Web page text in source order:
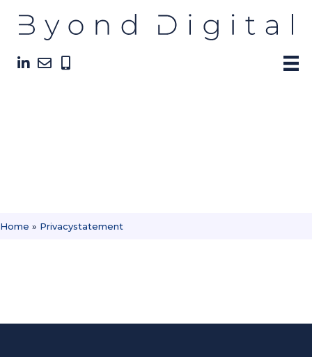
Home » Privacystatement